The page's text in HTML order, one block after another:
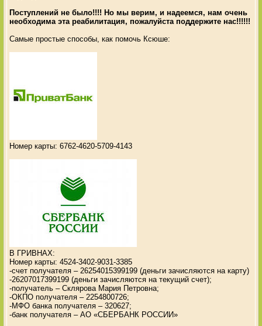
Поступлений не было!!!! Но мы верим, и надеемся, нам очень
необходима эта реабилитация, пожалуйста поддержите нас!!!!!!
Самые простые способы, как помочь Ксюше:
Номер карты: 6762-4620-5709-4143
В ГРИВНАХ:
Номер карты: 4524-3402-9031-3385
-счет получателя – 26254015399199 (деньги зачисляются на карту)
-26207017399199 (деньги зачисляются на текущий счет);
-получатель – Склярова Мария Петровна;
-ОКПО получателя – 2254800726;
-МФО банка получателя – 320627;
-банк получателя – АО «СБЕРБАНК РОССИИ»